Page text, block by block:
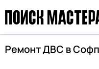
Ремонт ДВС в